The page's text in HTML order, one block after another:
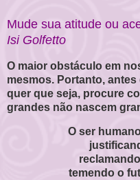
Mude sua atitude ou
Isi Golfetto
O maior obstáculo em
mesmos. Portanto,
quer que seja, procure
grandes não nascem
O ser
temendo o